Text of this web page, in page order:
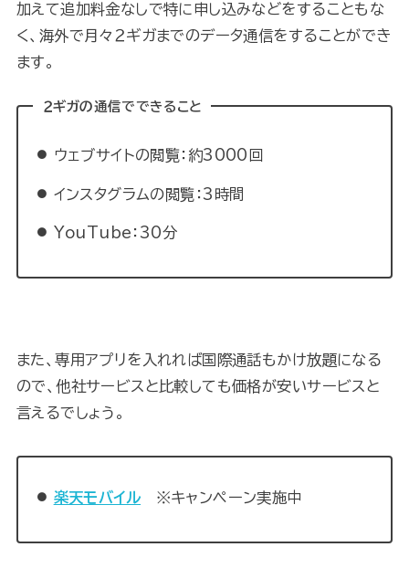
加えて追加料金なしで特に申し込みなどをすることもな
く、海外で月々２ギガまでのデータ通信をすることができ
ます。
２ギガの通信でできること
ウェブサイトの閲覧：約3000回
インスタグラムの閲覧：3時間
YouTube：30分
また、専用アプリを入れれば国際通話もかけ放題になる
ので、他社サービスと比較しても価格が安いサービスと
言えるでしょう。
楽天モバイル ※キャンペーン実施中